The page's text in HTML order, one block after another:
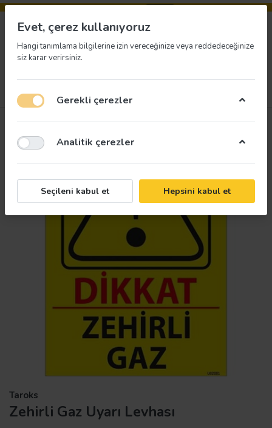
Taroks
Zehirli Gaz Uyarı Levhası
Evet, çerez kullanıyoruz
Hangi tanımlama bilgilerine izin vereceğinize veya reddedeceğinize
siz karar verirsiniz.
Gerekli çerezler
Analitik çerezler
Seçileni kabul et Hepsini kabul et